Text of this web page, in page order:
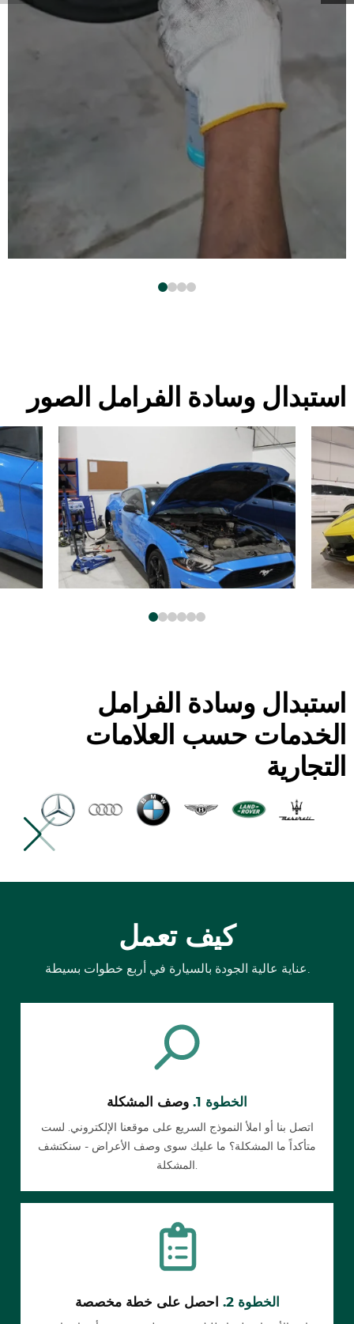
استبدال وسادة الفرامل الصور
استبدال وسادة الفرامل
الخدمات حسب العلامات
التجارية
كيف تعمل
عناية عالية الجودة بالسيارة في أربع خطوات بسيطة.
الخطوة 1. وصف المشكلة
اتصل بنا أو املأ النموذج السريع على موقعنا الإلكتروني. لست
متأكداً ما المشكلة؟ ما عليك سوى وصف الأعراض - سنكتشف
المشكلة.
الخطوة 2. احصل على خطة مخصصة